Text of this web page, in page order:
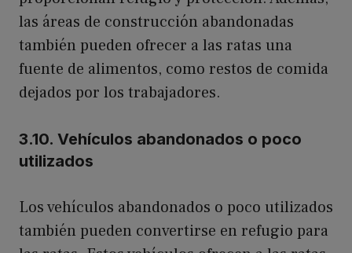
las áreas de construcción abandonadas
también pueden ofrecer a las ratas una
fuente de alimentos, como restos de comida
dejados por los trabajadores.
3.10. Vehículos abandonados o poco
utilizados
Los vehículos abandonados o poco utilizados
también pueden convertirse en refugio para